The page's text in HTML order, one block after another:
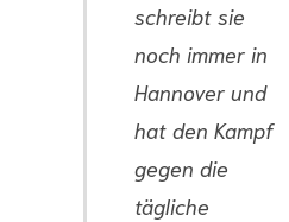
schreibt sie
noch immer in
Hannover und
hat den Kampf
gegen die
tägliche